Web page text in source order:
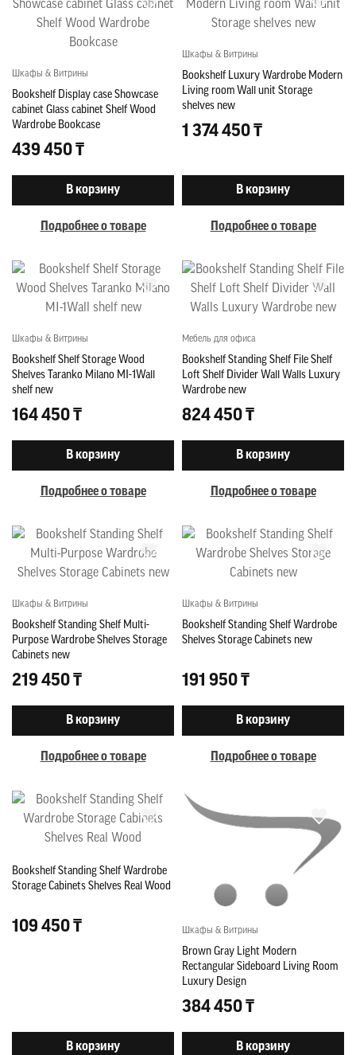
Шкафы & Витрины
Bookshelf Display case Showcase
cabinet Glass cabinet Shelf Wood
Wardrobe Bookcase
439 450 ₸
В корзину
Подробнее о товаре
Шкафы & Витрины
Bookshelf Luxury Wardrobe Modern
Living room Wall unit Storage
shelves new
1 374 450 ₸
В корзину
Подробнее о товаре
Шкафы & Витрины
Bookshelf Shelf Storage Wood
Shelves Taranko Milano MI-1Wall
shelf new
164 450 ₸
В корзину
Подробнее о товаре
Мебель для офиса
Bookshelf Standing Shelf File Shelf
Loft Shelf Divider Wall Walls Luxury
Wardrobe new
824 450 ₸
В корзину
Подробнее о товаре
Шкафы & Витрины
Bookshelf Standing Shelf Multi-
Purpose Wardrobe Shelves Storage
Cabinets new
219 450 ₸
В корзину
Подробнее о товаре
Шкафы & Витрины
Bookshelf Standing Shelf Wardrobe
Shelves Storage Cabinets new
191 950 ₸
В корзину
Подробнее о товаре
Bookshelf Standing Shelf Wardrobe
Storage Cabinets Shelves Real Wood
109 450 ₸
В корзину
Шкафы & Витрины
Brown Gray Light Modern
Rectangular Sideboard Living Room
Luxury Design
384 450 ₸
В корзину